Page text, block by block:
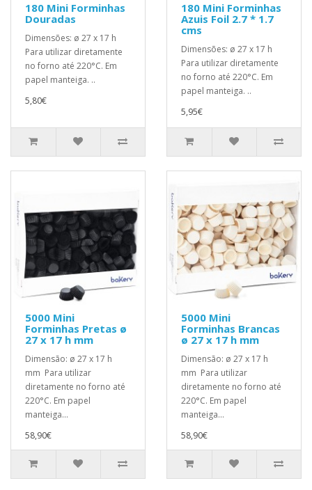
180 Mini Forminhas
Douradas
Dimensões: ø 27 x 17 h
Para utilizar diretamente
no forno até 220°C. Em
papel manteiga. ..
5,80€
180 Mini Forminhas
Azuis Foil 2.7 * 1.7
cms
Dimensões: ø 27 x 17 h
Para utilizar diretamente
no forno até 220°C. Em
papel manteiga. ..
5,95€
5000 Mini
Forminhas Pretas ø
27 x 17 h mm
Dimensão: ø 27 x 17 h
mm Para utilizar
diretamente no forno até
220°C. Em papel
manteiga...
58,90€
5000 Mini
Forminhas Brancas
ø 27 x 17 h mm
Dimensão: ø 27 x 17 h
mm Para utilizar
diretamente no forno até
220°C. Em papel
manteiga...
58,90€